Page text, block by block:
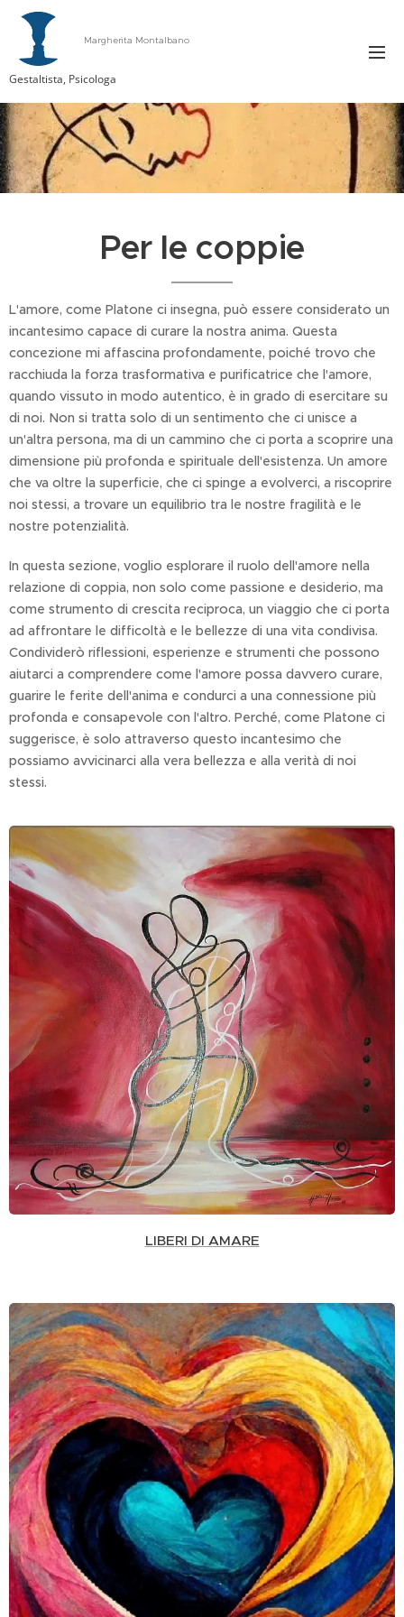
Margherita Montalbano
Gestaltista, Psicologa
Per le coppie
L'amore, come Platone ci insegna, può essere considerato un
incantesimo capace di curare la nostra anima. Questa
concezione mi affascina profondamente, poiché trovo che
racchiuda la forza trasformativa e purificatrice che l'amore,
quando vissuto in modo autentico, è in grado di esercitare su
di noi. Non si tratta solo di un sentimento che ci unisce a
un'altra persona, ma di un cammino che ci porta a scoprire una
dimensione più profonda e spirituale dell'esistenza. Un amore
che va oltre la superficie, che ci spinge a evolverci, a riscoprire
noi stessi, a trovare un equilibrio tra le nostre fragilità e le
nostre potenzialità.
In questa sezione, voglio esplorare il ruolo dell'amore nella
relazione di coppia, non solo come passione e desiderio, ma
come strumento di crescita reciproca, un viaggio che ci porta
ad affrontare le difficoltà e le bellezze di una vita condivisa.
Condividerò riflessioni, esperienze e strumenti che possono
aiutarci a comprendere come l'amore possa davvero curare,
guarire le ferite dell'anima e condurci a una connessione più
profonda e consapevole con l'altro. Perché, come Platone ci
suggerisce, è solo attraverso questo incantesimo che
possiamo avvicinarci alla vera bellezza e alla verità di noi
stessi.
LIBERI DI AMARE